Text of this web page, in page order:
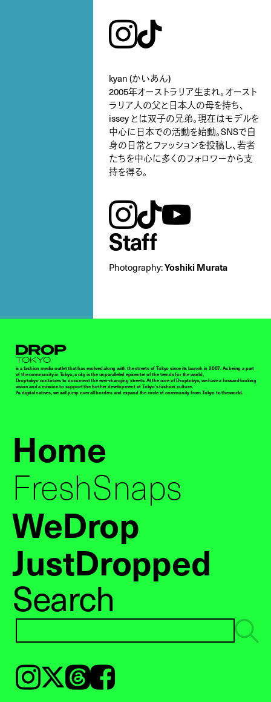
instagramtiktok
kyan (かいあん)
2005年オーストラリア生まれ。オースト
ラリア人の父と日本人の母を持ち、
issey とは双子の兄弟。現在はモデルを
中心に日本での活動を始動。SNSで自
身の日常とファッションを投稿し、若者
たちを中心に多くのフォロワーから支
持を得る。
instagramtiktokyoutube
Staff
Photography:Yoshiki Murata
Droptokyo
is a fashion media outlet that has evolved along with the streets of Tokyo since its launch in 2007. As being a part
of the community in Tokyo, a city is the unparalleled epicenter of the trends for the world,
Droptokyo continues to document the ever-changing streets. At the core of Droptokyo, we have a forward-looking
vision and a mission to support the further development of Tokyo’s fashion culture.
As digital natives, we will jump over all borders and expand the circle of community from Tokyo to the world.
Home
FreshSnaps
WeDrop
JustDropped
Search
Instagram𝕏ThreadsFacebook